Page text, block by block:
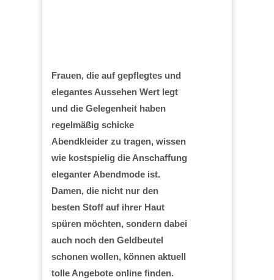
Frauen, die auf gepflegtes und
elegantes Aussehen Wert legt
und die Gelegenheit haben
regelmäßig schicke
Abendkleider zu tragen, wissen
wie kostspielig die Anschaffung
eleganter Abendmode ist.
Damen, die nicht nur den
besten Stoff auf ihrer Haut
spüren möchten, sondern dabei
auch noch den Geldbeutel
schonen wollen, können aktuell
tolle Angebote online finden.